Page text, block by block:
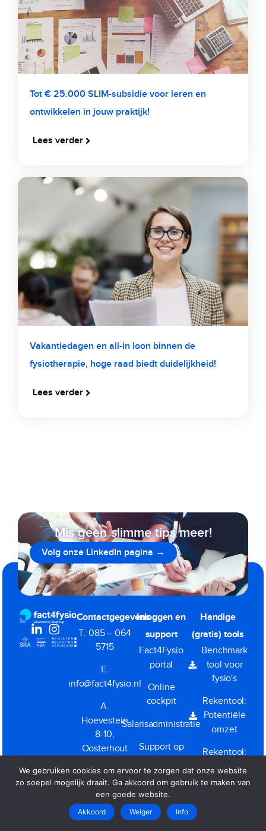
Tot € 25.000 SLIM-subsidie voor leren en
ontwikkelen in jouw praktijk!
Lees verder
Vakantiedagen en all-in loon binnen de
fysiotherapie, hoge raad biedt duidelijkheid!
Lees verder
Mis geen slimme tips meer!
Volg onze LinkedIn pagina →
800+ volgers gingen je voor
Contactgegevens
T. 085 – 064
5715
E.
info@fact4fysio.nl
A.
Hoevestein
8-10,
Oosterhout
KvK.
57498695
Inloggen en
support
Fact4Fysio
portal
Online
cockpit
Salarisadministratie
Support op
(TeamViewer)
Handige
(gratis) tools
Benchmark
tool voor
fysio's
Rekentool:
Potentiële
omzet
Rekentool:
BV Ja of
Nee
Dienstverleningsvoorwaarden | Privacy|
Klacht melden
We gebruiken cookies om ervoor te zorgen dat onze website
zo soepel mogelijk draait. Ga akkoord om gebruik te maken van
een goede website.
Akkoord Weiger Info